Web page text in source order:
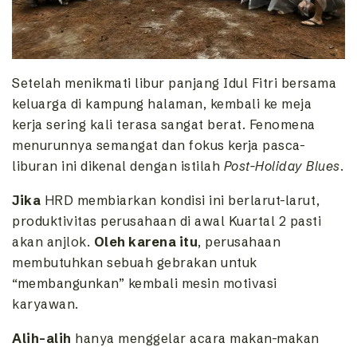
Setelah menikmati libur panjang Idul Fitri bersama
keluarga di kampung halaman, kembali ke meja
kerja sering kali terasa sangat berat. Fenomena
menurunnya semangat dan fokus kerja pasca-
liburan ini dikenal dengan istilah Post-Holiday Blues.
Jika HRD membiarkan kondisi ini berlarut-larut,
produktivitas perusahaan di awal Kuartal 2 pasti
akan anjlok. Oleh karena itu, perusahaan
membutuhkan sebuah gebrakan untuk
“membangunkan” kembali mesin motivasi
karyawan.
Alih-alih hanya menggelar acara makan-makan